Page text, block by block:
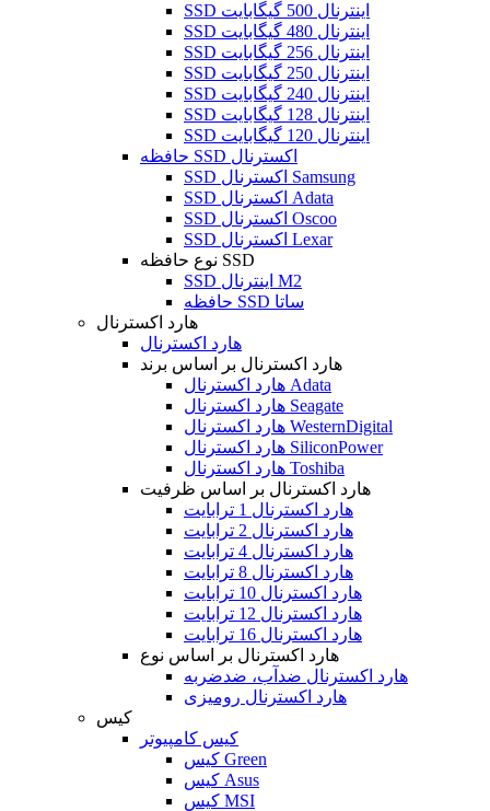
SSD اینترنال 500 گیگابایت
SSD اینترنال 480 گیگابایت
SSD اینترنال 256 گیگابایت
SSD اینترنال 250 گیگابایت
SSD اینترنال 240 گیگابایت
SSD اینترنال 128 گیگابایت
SSD اینترنال 120 گیگابایت
حافظه SSD اکسترنال
SSD اکسترنال Samsung
SSD اکسترنال Adata
SSD اکسترنال Oscoo
SSD اکسترنال Lexar
نوع حافظه SSD
SSD اینترنال M2
حافظه SSD ساتا
هارد اکسترنال
هارد اکسترنال
هارد اکسترنال بر اساس برند
هارد اکسترنال Adata
هارد اکسترنال Seagate
هارد اکسترنال WesternDigital
هارد اکسترنال SiliconPower
هارد اکسترنال Toshiba
هارد اکسترنال بر اساس ظرفیت
هارد اکسترنال 1 ترابایت
هارد اکسترنال 2 ترابایت
هارد اکسترنال 4 ترابایت
هارد اکسترنال 8 ترابایت
هارد اکسترنال 10 ترابایت
هارد اکسترنال 12 ترابایت
هارد اکسترنال 16 ترابایت
هارد اکسترنال بر اساس نوع
هارد اکسترنال ضدآب، ضدضربه
هارد اکسترنال رومیزی
کیس
کیس کامپیوتر
کیس Green
کیس Asus
کیس MSI